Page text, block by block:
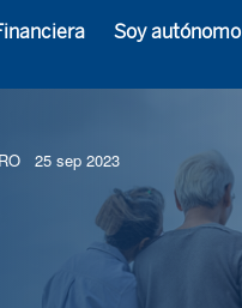
Soy autónomo
25 sep 2023